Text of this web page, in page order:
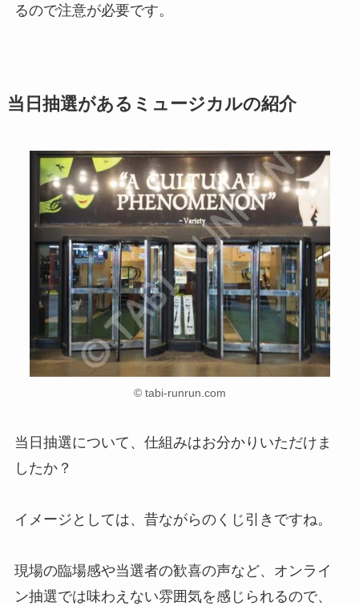
るので注意が必要です。
当日抽選があるミュージカルの紹介
© tabi-runrun.com
当日抽選について、仕組みはお分かりいただけま
したか？
イメージとしては、昔ながらのくじ引きですね。
現場の臨場感や当選者の歓喜の声など、オンライ
ン抽選では味わえない雰囲気を感じられるので、